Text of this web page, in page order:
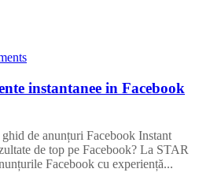
instantanee in Facebook
de anunțuri Facebook Instant
de top pe Facebook? La STAR
Facebook cu experiență...